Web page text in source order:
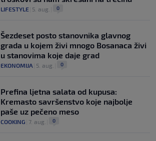
LIFESTYLE 5. aug. 0
Šezdeset posto stanovnika glavnog
grada u kojem živi mnogo Bosanaca živi
u stanovima koje daje grad
EKONOMIJA 5. aug. 0
Prefina ljetna salata od kupusa:
Kremasto savršenstvo koje najbolje
paše uz pečeno meso
COOKING 7. aug. 0